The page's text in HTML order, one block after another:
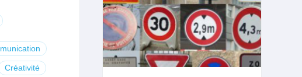
Créativité